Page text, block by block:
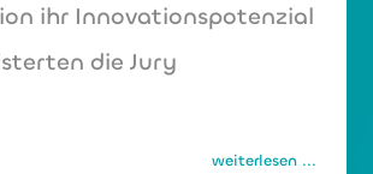
ihr Innovationspotenzial
die Jury
weiterlesen ...